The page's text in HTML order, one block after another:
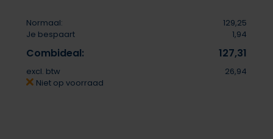
Normaal:
129,25
Je bespaart
1,94
Combideal: 127,31
excl. btw
26,94
Niet op voorraad